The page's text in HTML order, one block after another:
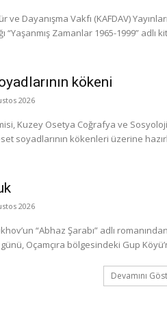
ve Dayanışma Vakfı (KAFDAV)
“Yaşanmış Zamanlar 1965-1999” adlı
kökeni
2026
Kuzey Osetya Coğrafya ve
soyadlarının kökenleri üzerine
2026
“Abhaz Şarabı” adlı
Oçamçıra bölgesindeki Gup
Devamını